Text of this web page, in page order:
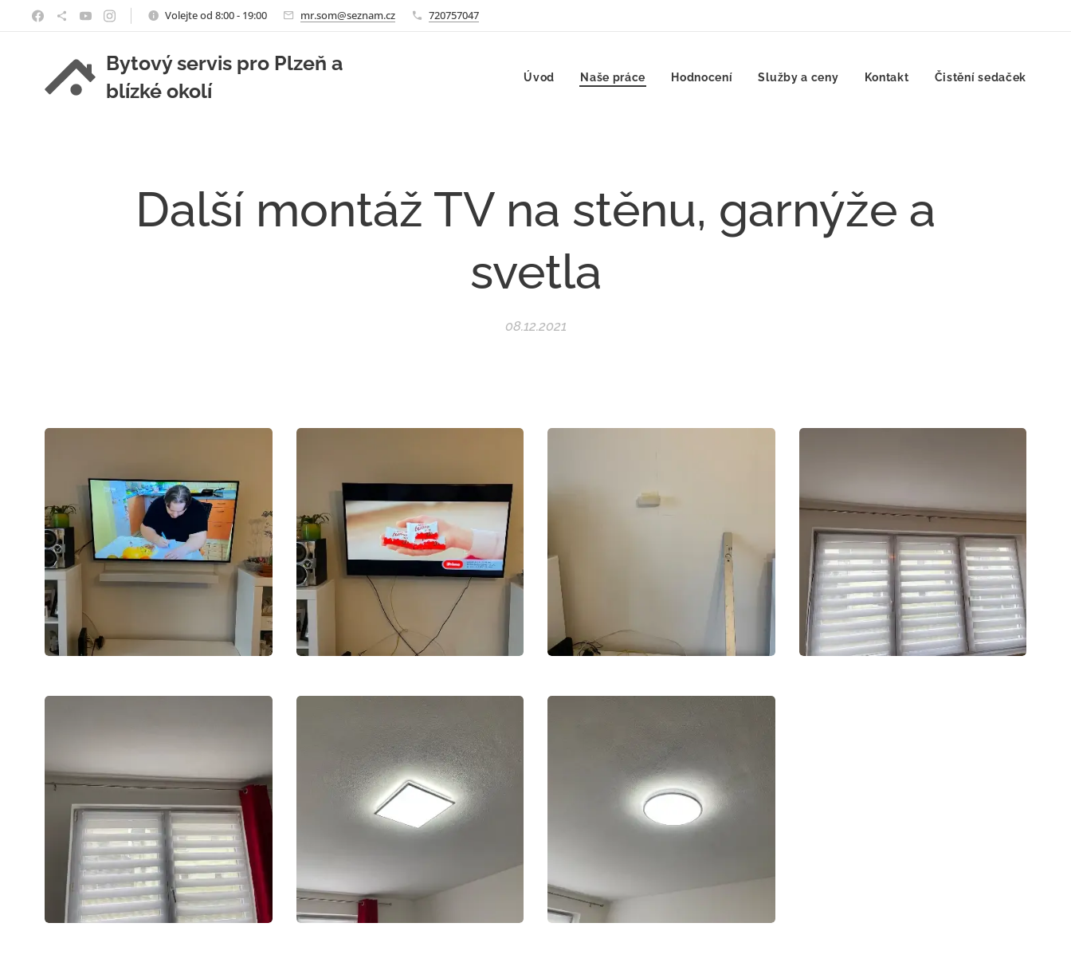
Volejte od 8:00 - 19:00 mr.som@seznam.cz 720757047
Bytový servis pro Plzeň a
blízké okolí
Úvod Naše práce Hodnocení Služby a ceny Kontakt Čistění sedaček
Další montáž TV na stěnu, garnýže a
svetla
08.12.2021